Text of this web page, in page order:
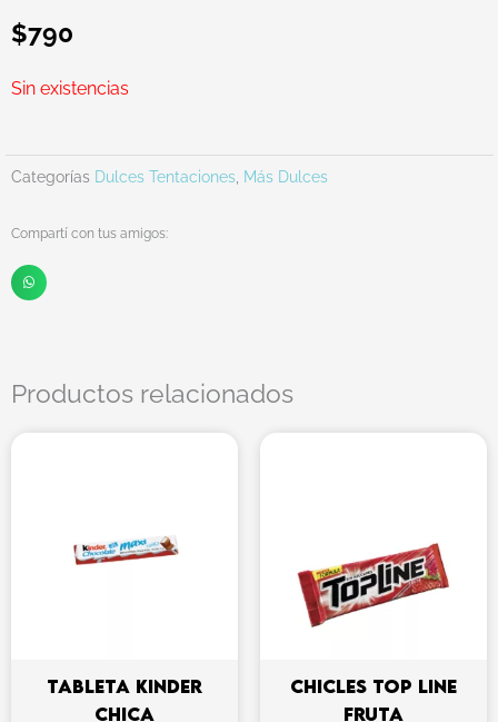
$790
Sin existencias
Categorías Dulces Tentaciones Más Dulces
Compartí con tus amigos:
Productos relacionados
TABLETA KINDER
CHICA
CHICLES TOP LINE
FRUTA